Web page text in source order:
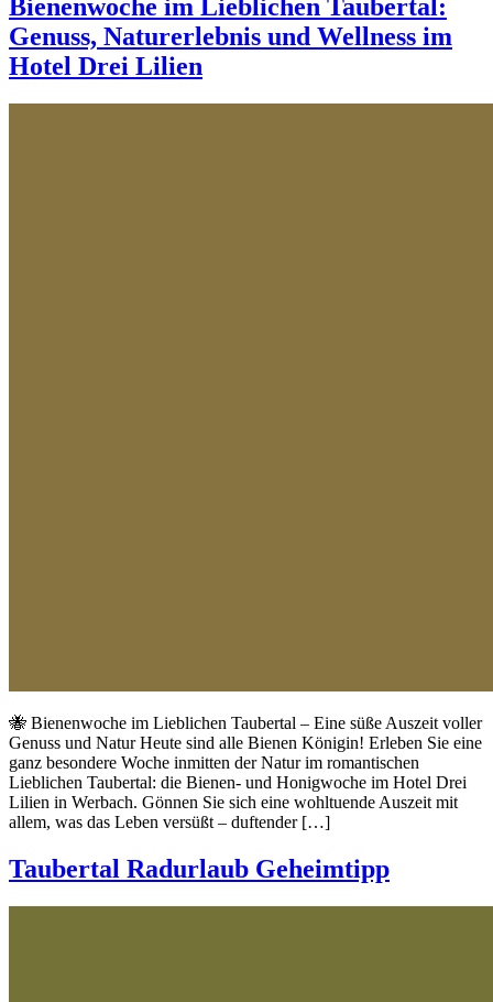
Bienenwoche im Lieblichen Taubertal:
Genuss, Naturerlebnis und Wellness im
Hotel Drei Lilien
🐝 Bienenwoche im Lieblichen Taubertal – Eine süße Auszeit voller
Genuss und Natur Heute sind alle Bienen Königin! Erleben Sie eine
ganz besondere Woche inmitten der Natur im romantischen
Lieblichen Taubertal: die Bienen- und Honigwoche im Hotel Drei
Lilien in Werbach. Gönnen Sie sich eine wohltuende Auszeit mit
allem, was das Leben versüßt – duftender […]
Taubertal Radurlaub Geheimtipp